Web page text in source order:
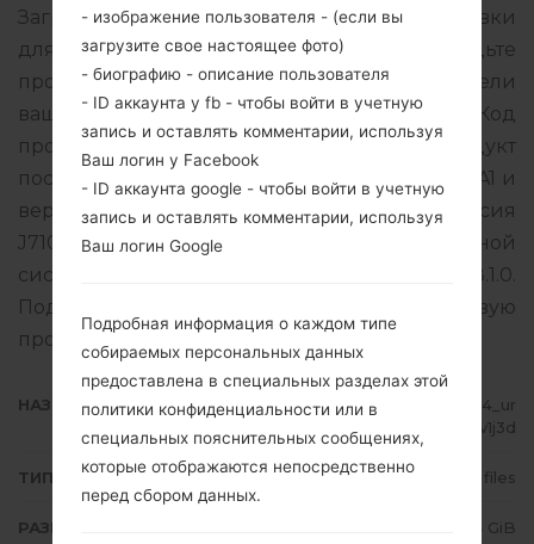
Загрузите последнее обновление прошивки
для Samsung Galaxy J7 2016, но не забудьте
проверить, соответствует ли номер модели
вашего смартфона указанному SM-J710MN. Код
прошивки BVT для BOLIVIA. Продукт
поставляется с версией PDA J710MNUBU4CTA1 и
версия CSC J710MNUWM4CTA1, MODEM версия
J710MNUBU4CTA1. Версия операционной
системы данной прошивки Android Oreo 8.1.0.
Подробная инструкция, как прошить стоковую
прошивку на устройства Samsung
НАЗВАНИЕ ФАЙЛА
SM-J710MN_1_20200201020454_ur
8m2v1j3d
ТИП ПРОШИВКИ 4 files
РАЗМЕР ФАЙЛА 1.64 GiB
- изображение пользователя - (если вы
загрузите свое настоящее фото)
- биографию - описание пользователя
- ID аккаунта у fb - чтобы войти в учетную
запись и оставлять комментарии, используя
Ваш логин у Facebook
- ID аккаунта google - чтобы войти в учетную
запись и оставлять комментарии, используя
Ваш логин Google
Подробная информация о каждом типе
собираемых персональных данных
предоставлена в специальных разделах этой
политики конфиденциальности или в
специальных пояснительных сообщениях,
которые отображаются непосредственно
перед сбором данных.